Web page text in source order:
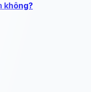
không?